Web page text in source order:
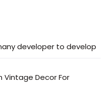
developer to develop
Vintage Decor For